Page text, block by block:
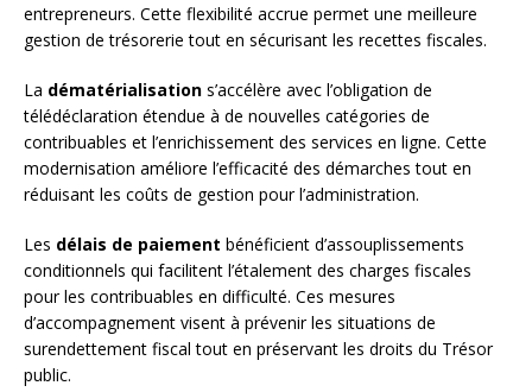
entrepreneurs. Cette flexibilité accrue permet une meilleure
gestion de trésorerie tout en sécurisant les recettes fiscales.
La dématérialisation s’accélère avec l’obligation de
télédéclaration étendue à de nouvelles catégories de
contribuables et l’enrichissement des services en ligne. Cette
modernisation améliore l’efficacité des démarches tout en
réduisant les coûts de gestion pour l’administration.
Les délais de paiement bénéficient d’assouplissements
conditionnels qui facilitent l’étalement des charges fiscales
pour les contribuables en difficulté. Ces mesures
d’accompagnement visent à prévenir les situations de
surendettement fiscal tout en préservant les droits du Trésor
public.